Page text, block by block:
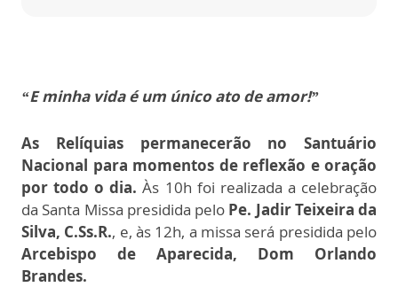
“E minha vida é um único ato de amor!”
As Relíquias permanecerão no Santuário
Nacional para momentos de reflexão e oração
por todo o dia.Às 10h foi realizada a celebração
da Santa Missa presidida pelo Pe. Jadir Teixeira da
Silva, C.Ss.R., e, às 12h, a missa será presidida pelo
Arcebispo de Aparecida, Dom Orlando
Brandes.